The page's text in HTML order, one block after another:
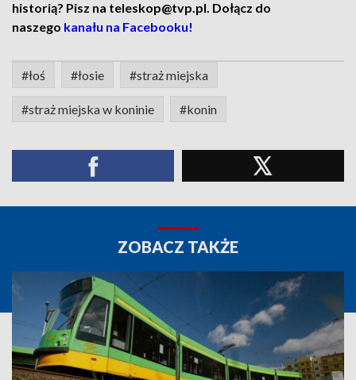
historią? Pisz na teleskop@tvp.pl. Dołącz do
naszego kanału na Facebooku!
#łoś #łosie #straż miejska
#straż miejska w koninie #konin
ZOBACZ TAKŻE